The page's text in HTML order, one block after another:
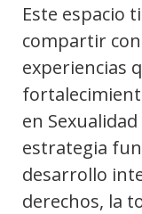
Este espacio
compartir
experiencias
en
estrategia
desarrollo
derechos, la